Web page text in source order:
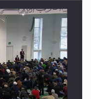
لا ناسخ ولا منسوخ في